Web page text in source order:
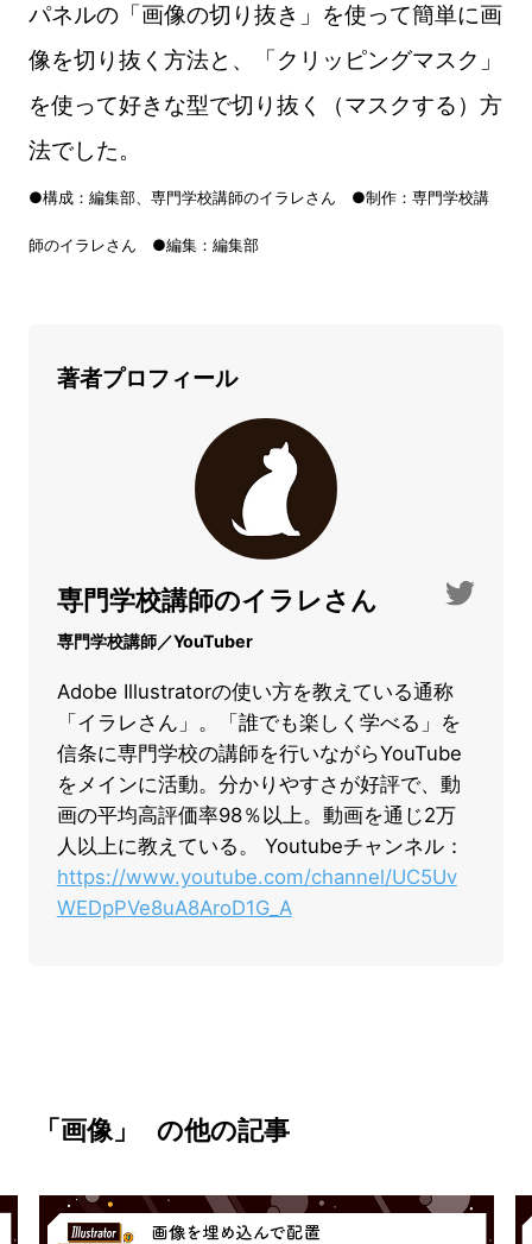
パネルの「画像の切り抜き」を使って簡単に画
像を切り抜く方法と、「クリッピングマスク」
を使って好きな型で切り抜く（マスクする）方
法でした。
●構成：編集部、専門学校講師のイラレさん ●制作：専門学校講
師のイラレさん ●編集：編集部
著者プロフィール
専門学校講師のイラレさん
専門学校講師／YouTuber
Adobe Illustratorの使い方を教えている通称
「イラレさん」。「誰でも楽しく学べる」を
信条に専門学校の講師を行いながらYouTube
をメインに活動。分かりやすさが好評で、動
画の平均高評価率98％以上。動画を通じ2万
人以上に教えている。 Youtubeチャンネル：
https://www.youtube.com/channel/UC5Uv
WEDpPVe8uA8AroD1G_A
「画像」 の他の記事